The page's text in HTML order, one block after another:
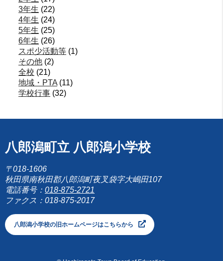
3年生 (22)
4年生 (24)
5年生 (25)
6年生 (26)
スポ少活動等 (1)
その他 (2)
全校 (21)
地域・PTA (11)
学校行事 (32)
八郎潟町立 八郎潟小学校
〒018-1606
秋田県南秋田郡八郎潟町夜叉袋字大嶋田107
電話番号： 018-875-2721
ファクス：018-875-2017
八郎潟小学校の旧ホームページはこちらから